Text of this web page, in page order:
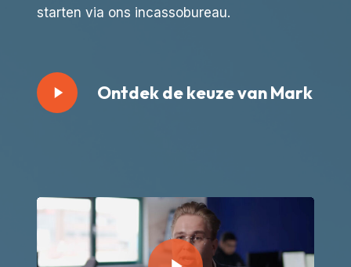
starten via ons incassobureau.
Play
Video
Ontdek de keuze van Mark
Play Video